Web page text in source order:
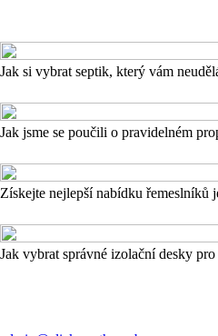
Jak si vybrat septik, který vám
Jak jsme se poučili o pravidelném
Získejte nejlepší nabídku řemeslníků
Jak vybrat správné izolační desky pro